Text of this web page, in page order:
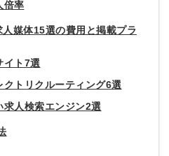
倍率
媒体15選の費用と掲載プラ
イト7選
トリクルーティング6選
人検索エンジン2選